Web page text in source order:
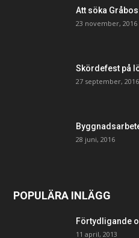
Att söka
23 november, 2016
Skördefest på
27 september, 2016
28 juni, 2016
POPULÄRA INLÄGG
Förtydligande
11 april, 2013